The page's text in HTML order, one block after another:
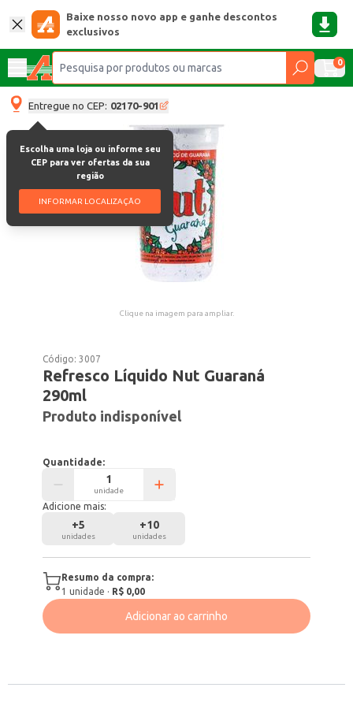
Baixe nosso novo app e ganhe descontos
exclusivos
0
Entregue no CEP: 02170-901
Escolha uma loja ou informe seu
CEP para ver ofertas da sua
região
INFORMAR LOCALIZAÇÃO
Clique na imagem para ampliar.
Código:3007
Refresco Líquido Nut Guaraná
290ml
Produto indisponível
Quantidade:
unidade
Adicione mais:
+5
unidades
+10
unidades
Resumo da compra:
1 unidade · R$ 0,00
Adicionar ao carrinho